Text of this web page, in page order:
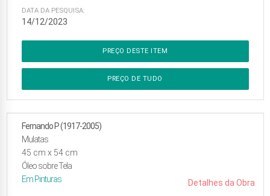
DATA DA PESQUISA:
14/12/2023
PREÇO DESTE ITEM
PREÇO DE TUDO
Fernando P (1917-2005)
Mulatas
45 cm x 54 cm
Óleo sobre Tela
Em Pinturas Detalhes da Obra